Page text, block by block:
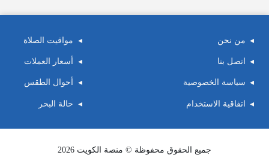
من نحن
اتصل بنا
سياسة الخصوصية
اتفاقية الاستخدام
مواقيت الصلاة
أسعار العملات
أحوال الطقس
حالة البحر
جميع الحقوق محفوظة © منصة الكويت 2026